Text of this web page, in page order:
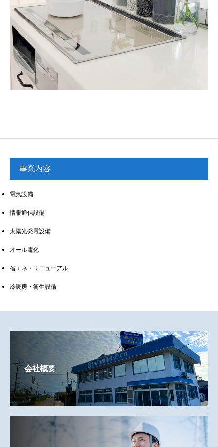
事業内容
電気設備
情報通信設備
太陽光発電設備
オール電化
省エネ・リニューアル
冷暖房・衛生設備
会社概要